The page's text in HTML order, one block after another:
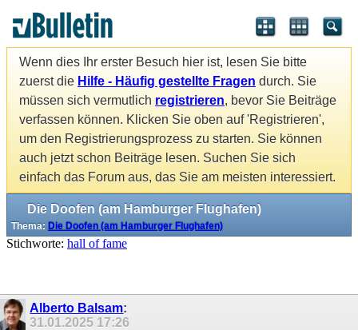
Wenn dies Ihr erster Besuch hier ist, lesen Sie bitte
zuerst die Hilfe - Häufig gestellte Fragen durch. Sie
müssen sich vermutlich registrieren, bevor Sie Beiträge
verfassen können. Klicken Sie oben auf 'Registrieren',
um den Registrierungsprozess zu starten. Sie können
auch jetzt schon Beiträge lesen. Suchen Sie sich
einfach das Forum aus, das Sie am meisten interessiert.
Die Doofen (am Hamburger Flughafen)
Thema: Die Doofen (am Hamburger Flughafen)
Stichworte: hall of fame
Alberto Balsam:
31.01.2025 17:26